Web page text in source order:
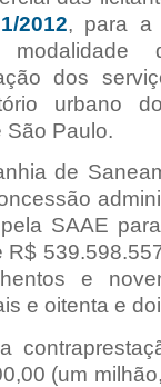
2012, para a
dos
urbano
São Paulo.
de
SAAE
e
e oitenta e
(um